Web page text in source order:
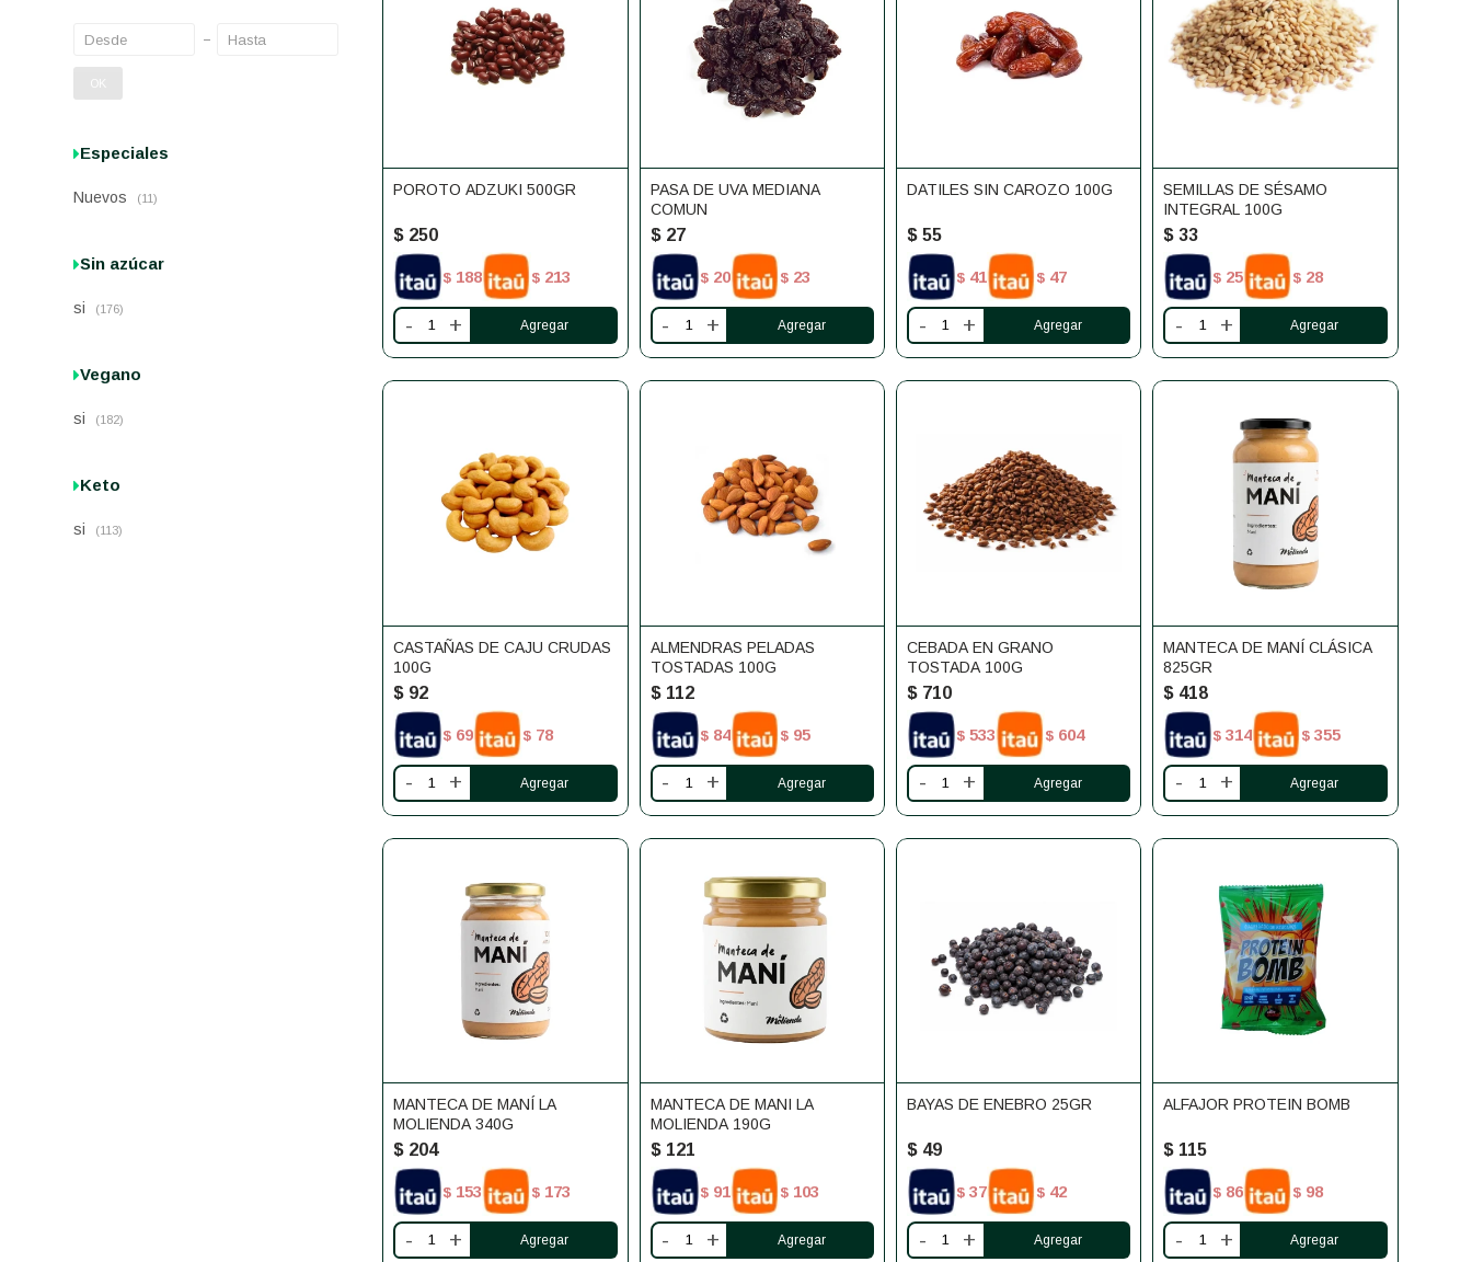
POROTO ADZUKI 500GR
$ 250
$ 188 $ 213
- +
PASA DE UVA MEDIANA
COMUN
$ 27
$ 20 $ 23
- +
DATILES SIN CAROZO 100G
$ 55
$ 41 $ 47
- +
SEMILLAS DE SÉSAMO
INTEGRAL 100G
$ 33
$ 25 $ 28
- +
CASTAÑAS DE CAJU CRUDAS
100G
$ 92
$ 69 $ 78
- +
ALMENDRAS PELADAS
TOSTADAS 100G
$ 112
$ 84 $ 95
- +
CEBADA EN GRANO
TOSTADA 100G
$ 710
$ 533 $ 604
- +
MANTECA DE MANÍ CLÁSICA
825GR
$ 418
$ 314 $ 355
- +
MANTECA DE MANÍ LA
MOLIENDA 340G
$ 204
$ 153 $ 173
- +
MANTECA DE MANI LA
MOLIENDA 190G
$ 121
$ 91 $ 103
- +
BAYAS DE ENEBRO 25GR
$ 49
$ 37 $ 42
- +
ALFAJOR PROTEIN BOMB
$ 115
$ 86 $ 98
- +
OK
Especiales
Nuevos (11)
Sin azúcar
si (176)
Vegano
si (182)
Keto
si (113)